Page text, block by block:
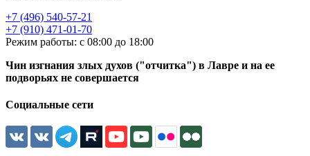
+7 (496) 540-57-21
+7 (910) 471-01-70
Режим работы: с 08:00 до 18:00
Чин изгнания злых духов ("отчитка") в Лавре и на ее
подворьях не совершается
Социальные сети